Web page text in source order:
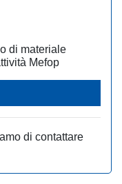
di materiale
Mefop
di contattare